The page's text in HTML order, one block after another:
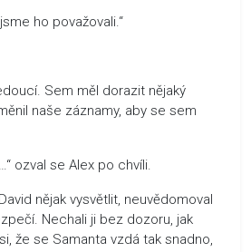
ho považovali.“
Sem měl dorazit nějaký
naše záznamy, aby se sem
ozval se Alex po chvíli.
nějak vysvětlit, neuvědomoval
Nechali ji bez dozoru, jak
že se Samanta vzdá tak snadno,